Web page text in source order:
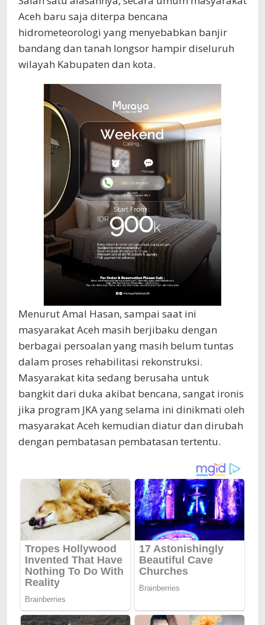
Aceh baru saja diterpa bencana
hidrometeorologi yang menyebabkan banjir
bandang dan tanah longsor hampir diseluruh
wilayah Kabupaten dan kota.
Menurut Amal Hasan, sampai saat ini
masyarakat Aceh masih berjibaku dengan
berbagai persoalan yang masih belum tuntas
dalam proses rehabilitasi rekonstruksi.
Masyarakat kita sedang berusaha untuk
bangkit dari duka akibat bencana, sangat ironis
jika program JKA yang selama ini dinikmati oleh
masyarakat Aceh kemudian diatur dan dirubah
dengan pembatasan pembatasan tertentu.